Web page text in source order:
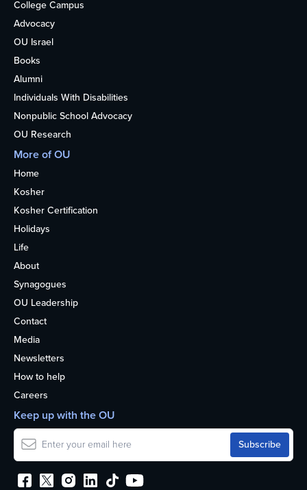
College Campus
Advocacy
OU Israel
Books
Alumni
Individuals With Disabilities
Nonpublic School Advocacy
OU Research
More of OU
Home
Kosher
Kosher Certification
Holidays
Life
About
Synagogues
OU Leadership
Contact
Media
Newsletters
How to help
Careers
Keep up with the OU